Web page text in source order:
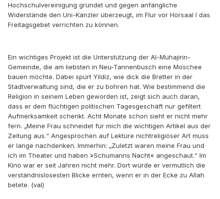
Hochschulvereinigung gründet und gegen anfängliche
Widerstände den Uni-Kanzler überzeugt, im Flur vor Hörsaal I das
Freitagsgebet verrichten zu können.
Ein wichtiges Projekt ist die Unterstützung der Al-Muhajirin-
Gemeinde, die am liebsten in Neu-Tannenbusch eine Moschee
bauen möchte. Dabei spürt Yildiz, wie dick die Bretter in der
Stadtverwaltung sind, die er zu bohren hat. Wie bestimmend die
Religion in seinem Leben geworden ist, zeigt sich auch daran,
dass er dem flüchtigen politischen Tagesgeschäft nur gefiltert
Aufmerksamkeit schenkt. Acht Monate schon sieht er nicht mehr
fern. „Meine Frau schneidet für mich die wichtigen Artikel aus der
Zeitung aus.“ Angesprochen auf Lektüre nichtreligiöser Art muss
er lange nachdenken. Immerhin: „Zuletzt waren meine Frau und
ich im Theater und haben »Schumanns Nacht« angeschaut.“ Im
Kino war er seit Jahren nicht mehr. Dort würde er vermutlich die
verständnislosesten Blicke ernten, wenn er in der Ecke zu Allah
betete. (val)